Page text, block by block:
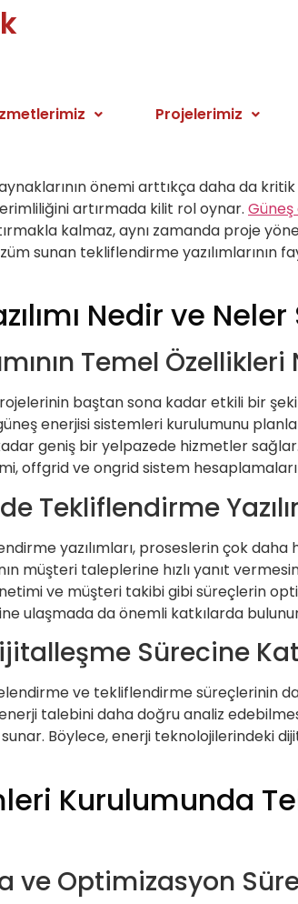
Projelerimiz
önemi arttıkça daha da
artırmada kilit rol oynar.
kalmaz, aynı zamanda proje
sunan tekliflendirme yazılımlarının
Nedir ve
Temel
baştan sona kadar etkili bir
güneş enerjisi sistemleri kurulumunu
geniş bir yelpazede hizmetler sağlar.
offgrid ve ongrid sistem
Tekliflendirme
yazılımları, proseslerin çok
müşteri taleplerine hızlı yanıt
ve müşteri takibi gibi süreçlerin
ulaşmada da önemli katkılarda
Sürecine
ve tekliflendirme süreçlerinin
enerji talebini daha doğru analiz
Böylece, enerji teknolojilerindeki
Kurulumunda
ve Optimizasyon